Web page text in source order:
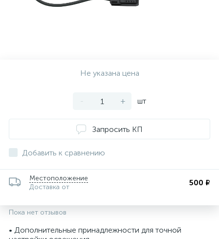
Не указана цена
- + шт
Запросить КП
Добавить к сравнению
Местоположение
Доставка от
500 ₽
Пока нет отзывов
• Дополнительные принадлежности для точной